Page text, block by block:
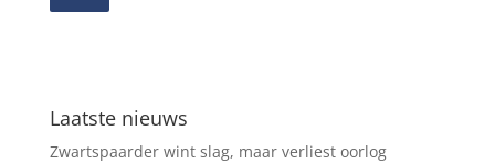
Laatste nieuws
Zwartspaarder wint slag, maar verliest oorlog